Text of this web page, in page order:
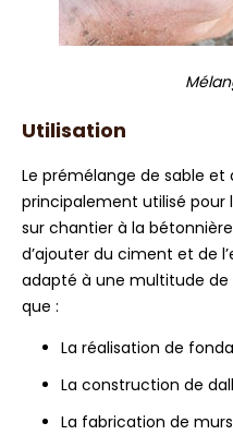
Utilisation
Le prémélange de sable et
principalement utilisé pour
sur chantier à la
d’ajouter du ciment et de
adapté à une multitude
que :
La réalisation de
La construction de
La fabrication de